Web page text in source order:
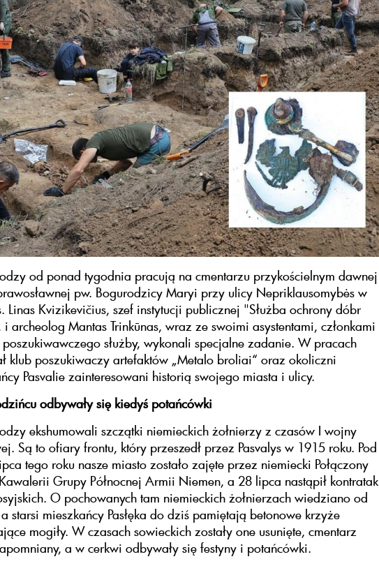
od ponad tygodnia pracują na cmentarzu przykościelnym dawnej
pw. Bogurodzicy Maryi przy ulicy Nepriklausomybės w
Linas Kvizikevičius, szef instytucji publicznej "Służba ochrony dóbr
i archeolog Mantas Trinkūnas, wraz ze swoimi asystentami, członkami
poszukiwawczego służby, wykonali specjalne zadanie. W pracach
klub poszukiwaczy artefaktów „Metalo broliai“ oraz okoliczni
Pasvalie zainteresowani historią swojego miasta i ulicy.
odbywały się kiedyś potańcówki
ekshumowali szczątki niemieckich żołnierzy z czasów I wojny
Są to ofiary frontu, który przeszedł przez Pasvalys w 1915 roku. Pod
tego roku nasze miasto zostało zajęte przez niemiecki Połączony
Grupy Północnej Armii Niemen, a 28 lipca nastąpił kontratak
O pochowanych tam niemieckich żołnierzach wiedziano od
starsi mieszkańcy Pasłęka do dziś pamiętają betonowe krzyże
mogiły. W czasach sowieckich zostały one usunięte, cmentarz
a w cerkwi odbywały się festyny i potańcówki.